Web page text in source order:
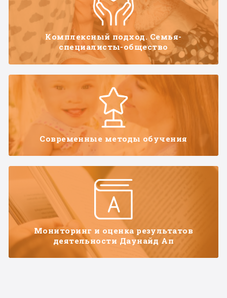
Комплексный подход. Семья-
специалисты-общество
Современные методы обучения
Мониторинг и оценка результатов
деятельности Даунайд Ап